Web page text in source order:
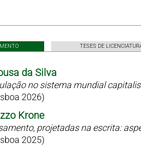
TESES DE
da Silva
no sistema mundial
2026)
Krone
projetadas na escrita:
2025)